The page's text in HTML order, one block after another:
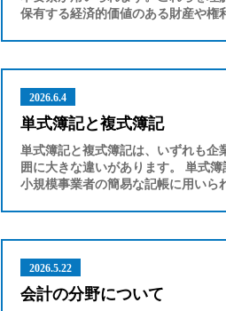
保有する経済的価値のある財産や
2026.6.4
単式簿記と複式簿記
単式簿記と複式簿記は、いずれも企
囲に大きな違いがあります。 単式
小規模事業者の簡易な記帳に用い
2026.5.22
会計の分野について